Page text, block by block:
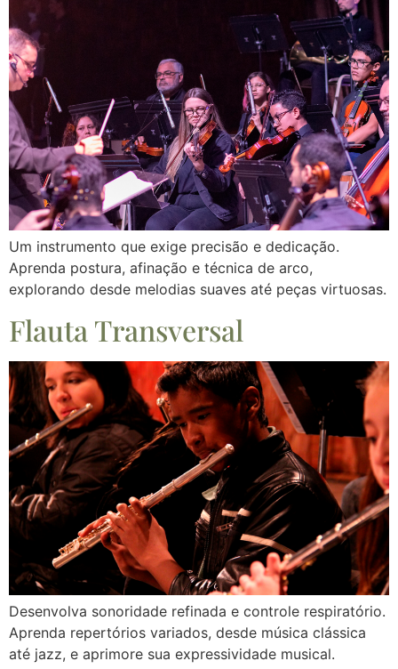
Um instrumento que exige precisão e dedicação.
Aprenda postura, afinação e técnica de arco,
explorando desde melodias suaves até peças virtuosas.
Flauta Transversal
Desenvolva sonoridade refinada e controle respiratório.
Aprenda repertórios variados, desde música clássica
até jazz, e aprimore sua expressividade musical.